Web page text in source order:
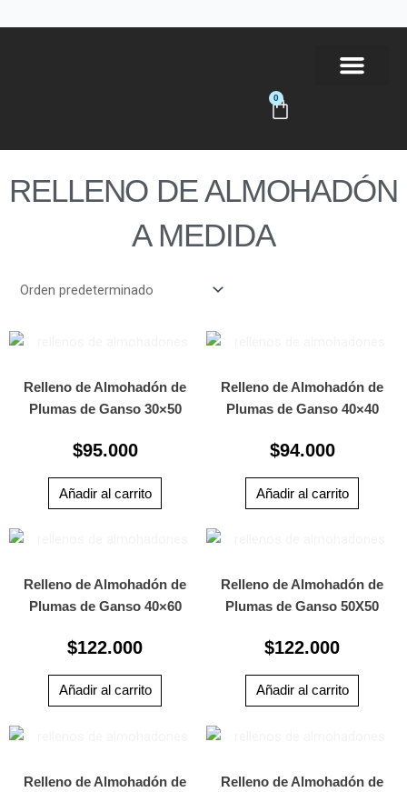
al
0
Carrito
RELLENO DE ALMOHADÓN
A MEDIDA
Relleno de Almohadón de
Plumas de Ganso 30×50
$95.000
Añadir al carrito
Relleno de Almohadón de
Plumas de Ganso 40×40
$94.000
Añadir al carrito
Relleno de Almohadón de
Plumas de Ganso 40×60
$122.000
Añadir al carrito
Relleno de Almohadón de
Plumas de Ganso 50X50
$122.000
Añadir al carrito
Relleno de Almohadón de
Relleno de Almohadón de